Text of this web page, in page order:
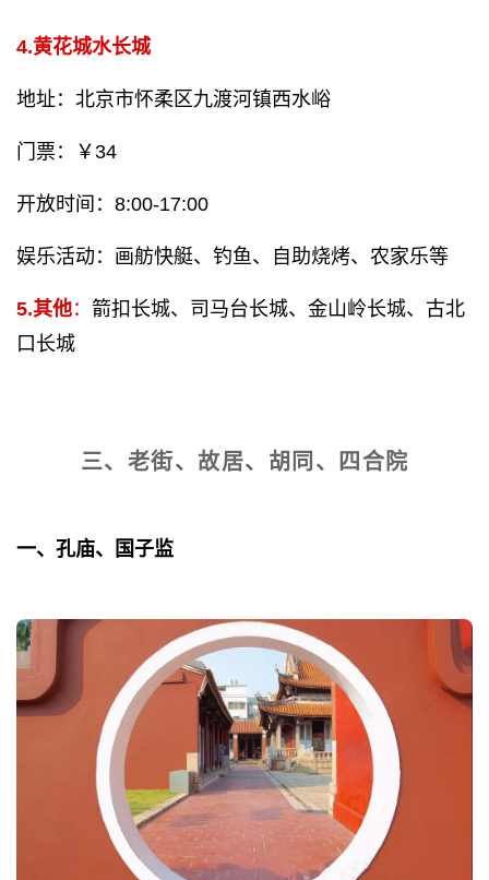
4.黄花城水长城
地址：北京市怀柔区九渡河镇西水峪
门票：￥34
开放时间：8:00-17:00
娱乐活动：画舫快艇、钓鱼、自助烧烤、农家乐等
5.其他： 箭扣长城、司马台长城、金山岭长城、古北
口长城
三、老街、故居、胡同、四合院
一、孔庙、国子监